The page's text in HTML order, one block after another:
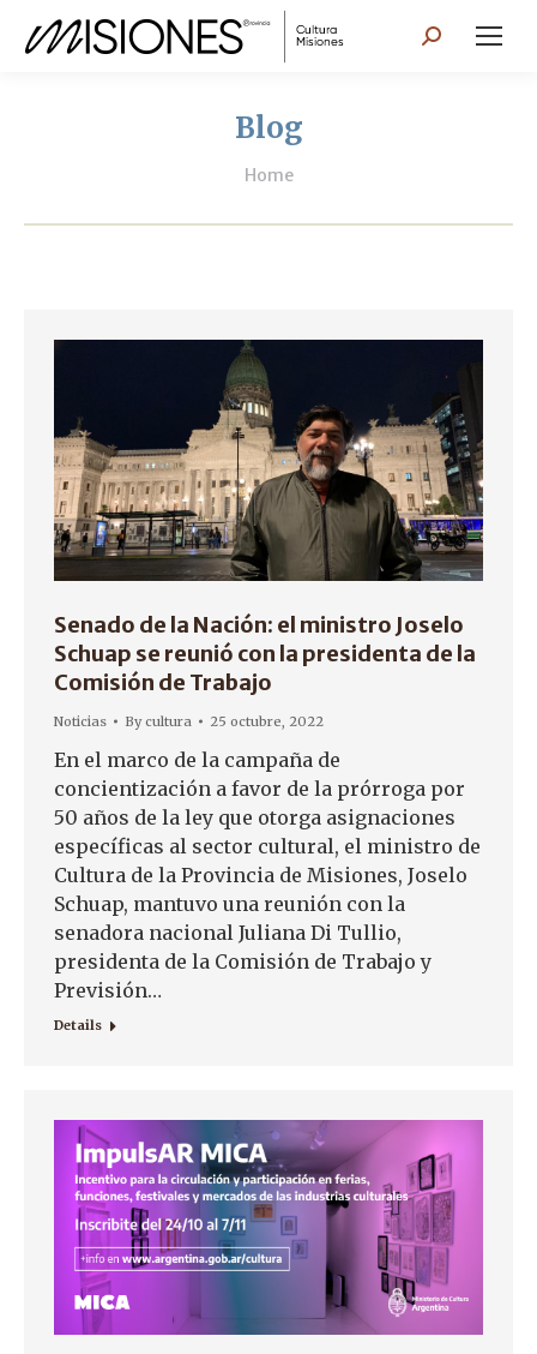
Search:
Blog
You are here:
Home
Senado de la Nación: el ministro Joselo
Schuap se reunió con la presidenta de la
Comisión de Trabajo
Noticias Bycultura 25 octubre, 2022
En el marco de la campaña de
concientización a favor de la prórroga por
50 años de la ley que otorga asignaciones
específicas al sector cultural, el ministro de
Cultura de la Provincia de Misiones, Joselo
Schuap, mantuvo una reunión con la
senadora nacional Juliana Di Tullio,
presidenta de la Comisión de Trabajo y
Previsión…
Details